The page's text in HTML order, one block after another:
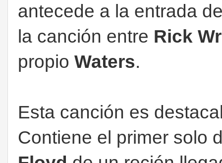
antecede a la entrada
la canción entre Rick
propio Waters.
Esta canción es
Contiene el primer solo